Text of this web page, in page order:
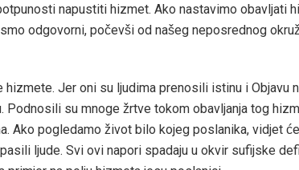
napustiti hizmet. Ako nastavimo obavljati
odgovorni, počevši od našeg neposrednog
Jer oni su ljudima prenosili istinu i Objavu
Podnosili su mnoge žrtve tokom obavljanja tog
Ako pogledamo život bilo kojeg poslanika, vidjet
ljude. Svi ovi napori spadaju u okvir sufijske